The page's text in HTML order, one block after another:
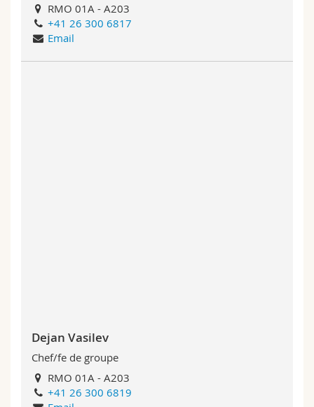
RMO 01A - A203
+41 26 300 6817
Email
Dejan Vasilev
Chef/fe de groupe
RMO 01A - A203
+41 26 300 6819